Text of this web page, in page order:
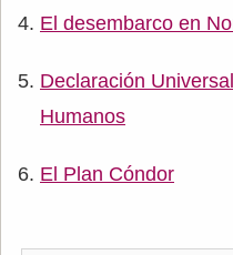
El desembarco en
Declaración
Humanos
El Plan Cóndor